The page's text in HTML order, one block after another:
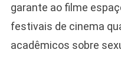
garante ao filme
festivais de cinema
acadêmicos sobre